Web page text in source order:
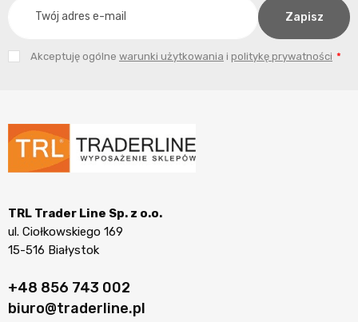
Akceptuję ogólne warunki użytkowania i politykę prywatności
TRL Trader Line Sp. z o.o.
ul. Ciołkowskiego 169
15-516 Białystok
+48 856 743 002
biuro@traderline.pl